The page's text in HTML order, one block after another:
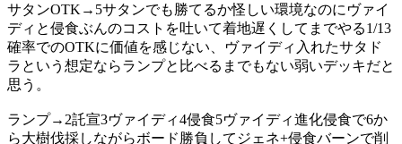
サタンOTK→5サタンでも勝てるか怪しい環境なのにヴァイ
ディと侵食ぶんのコストを吐いて着地遅くしてまでやる1/13
確率でのOTKに価値を感じない、ヴァイディ入れたサタド
ラという想定ならランプと比べるまでもない弱いデッキだと
思う。
ランプ→2託宣3ヴァイディ4侵食5ヴァイディ進化侵食で6か
ら大樹伐採しながらボード勝負してジェネ+侵食バーンで削